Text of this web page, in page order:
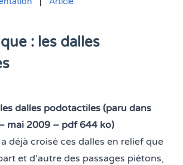
: les dalles
dalles podotactiles (paru dans
mai 2009 – pdf 644 ko)
déjà croisé ces dalles en relief que
et d’autre des passages piétons,